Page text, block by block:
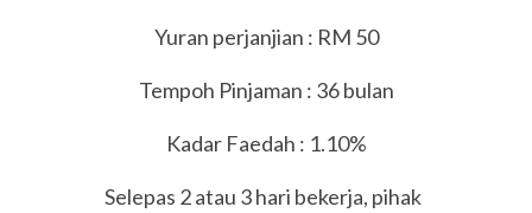
Yuran perjanjian : RM 50
Tempoh Pinjaman : 36 bulan
Kadar Faedah : 1.10%
Selepas 2 atau 3 hari bekerja, pihak